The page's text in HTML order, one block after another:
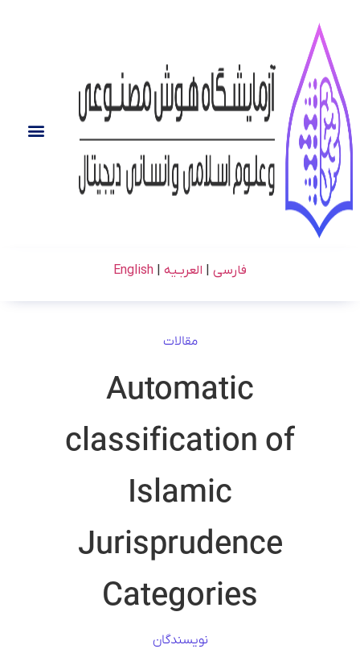
فارسی العربـیه English
مقالات​
Automatic
classification of
Islamic
Jurisprudence
Categories
نویسندگان